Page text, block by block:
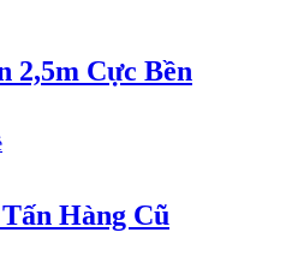
2,5m Cực Bền
Hàng Cũ